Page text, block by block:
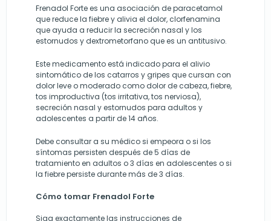
Frenadol Forte es una asociación de paracetamol
que reduce la fiebre y alivia el dolor, clorfenamina
que ayuda a reducir la secreción nasal y los
estornudos y dextrometorfano que es un antitusivo.
Este medicamento está indicado para el alivio
sintomático de los catarros y gripes que cursan con
dolor leve o moderado como dolor de cabeza, fiebre,
tos improductiva (tos irritativa, tos nerviosa),
secreción nasal y estornudos para adultos y
adolescentes a partir de 14 años.
Debe consultar a su médico si empeora o si los
síntomas persisten después de 5 días de
tratamiento en adultos o 3 días en adolescentes o si
la fiebre persiste durante más de 3 días.
Cómo tomar Frenadol Forte
Siga exactamente las instrucciones de